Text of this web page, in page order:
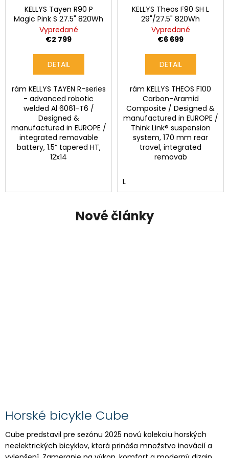
KELLYS Tayen R90 P
Magic Pink S 27.5" 820Wh
Vypredané
€2 799
DETAIL
rám KELLYS TAYEN R-series
- advanced robotic
welded Al 6061-T6 /
Designed &
manufactured in EUROPE /
integrated removable
battery, 1.5“ tapered HT,
12x14
KELLYS Theos F90 SH L
29"/27.5" 820Wh
Vypredané
€6 699
DETAIL
rám KELLYS THEOS F100
Carbon-Aramid
Composite / Designed &
manufactured in EUROPE /
Think Link® suspension
system, 170 mm rear
travel, integrated
removab
L
Nové články
Horské bicykle Cube
Cube predstavil pre sezónu 2025 novú kolekciu horských
neelektrických bicyklov, ktorá prináša množstvo inovácií a